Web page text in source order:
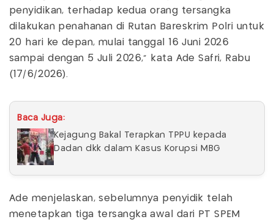
penyidikan, terhadap kedua orang tersangka
dilakukan penahanan di Rutan Bareskrim Polri untuk
20 hari ke depan, mulai tanggal 16 Juni 2026
sampai dengan 5 Juli 2026,” kata Ade Safri, Rabu
(17/6/2026).
Baca Juga:
Kejagung Bakal Terapkan TPPU kepada
Dadan dkk dalam Kasus Korupsi MBG
Ade menjelaskan, sebelumnya penyidik telah
menetapkan tiga tersangka awal dari PT SPEM